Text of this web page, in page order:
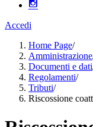
Accedi
Home Page/
Amministrazione
Documenti e dati
Regolamenti/
Tributi/
Riscossione